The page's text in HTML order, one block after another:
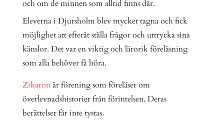
och om de minnen som alltid finns där.
Eleverna i Djursholm blev mycket tagna och fick
möjlighet att efteråt ställa frågor och uttrycka sina
känslor. Det var en viktig och lärorik föreläsning
som alla behöver få höra.
Zikaronär förening som föreläser om
överlevnadshistorier från förintelsen. Deras
berättelser får inte tystas.